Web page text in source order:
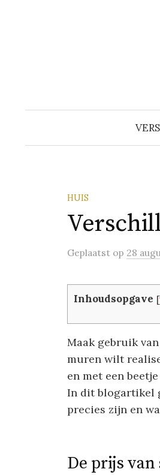
HUIS
Geplaatst op 28
Inhoudsopgave [
Maak gebruik
muren wilt
en met een
In dit blogartikel
precies zijn en
De prijs